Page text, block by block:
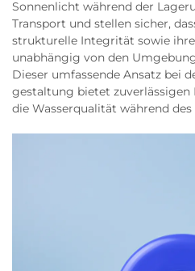
Sonnenlicht während der
Transport und stellen sicher,
strukturelle Integrität sowie
unabhängig von den
Dieser umfassende Ansatz bei
gestaltung bietet zuverlässigen
die Wasserqualität während